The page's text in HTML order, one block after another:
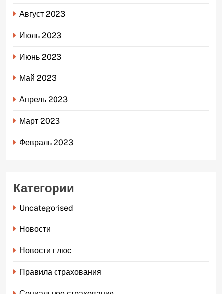
Август 2023
Июль 2023
Июнь 2023
Май 2023
Апрель 2023
Март 2023
Февраль 2023
Категории
Uncategorised
Новости
Новости плюс
Правила страхования